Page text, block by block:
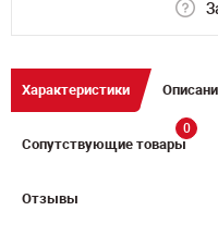
Характеристики
Сопутствующие товары
0
Отзывы